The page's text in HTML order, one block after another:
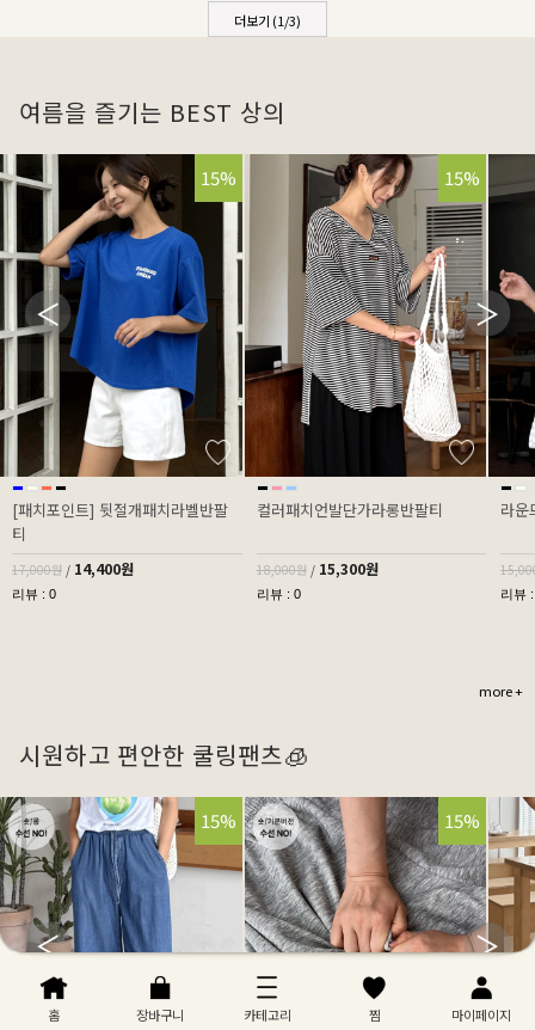
더보기 (1/3)
여름을 즐기는 BEST 상의
15%
[패치포인트] 뒷절개패치라벨반팔
티
17,000원 / 14,400원
리뷰 : 0
15%
컬러패치언발단가라롱반팔티
18,000원 / 15,300원
리뷰 : 0
라운
리뷰
more +
시원하고 편안한 쿨링팬츠🧊
32%
15% 32%
15%
홈 장바구니 카테고리 찜 마이페이지